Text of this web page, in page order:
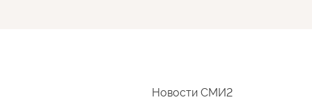
Новости СМИ2